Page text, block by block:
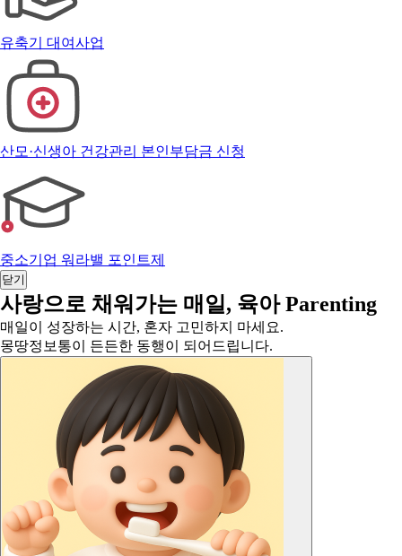
유축기 대여사업
산모·신생아 건강관리 본인부담금 신청
중소기업 워라밸 포인트제
닫기
사랑으로 채워가는 매일, 육아Parenting
매일이 성장하는 시간, 혼자 고민하지 마세요.
몽땅정보통이 든든한 동행이 되어드립니다.